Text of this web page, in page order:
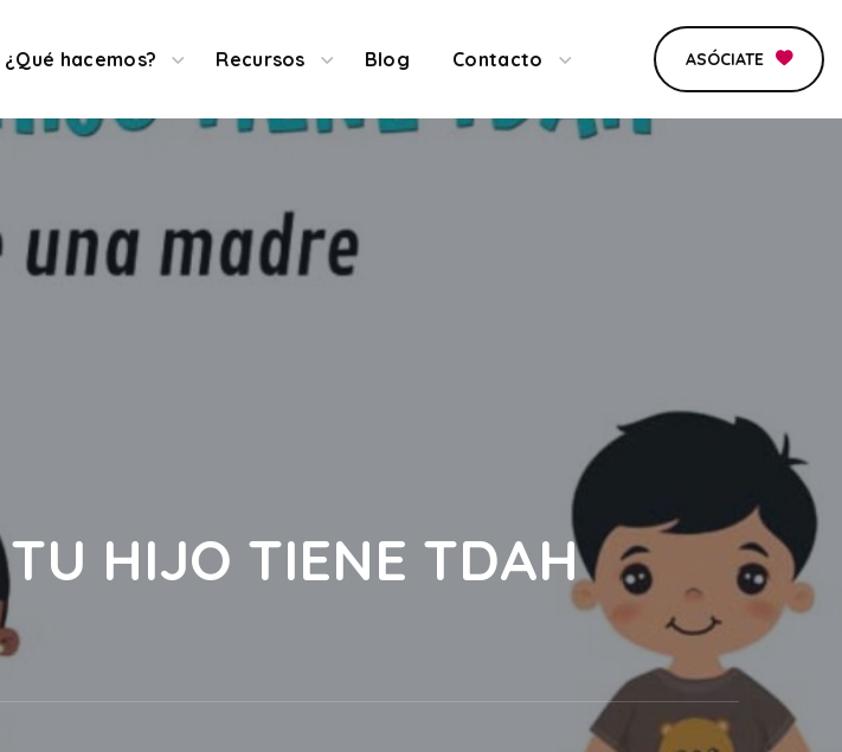
¿Qué hacemos? Recursos Blog Contacto ASÓCIATE
HIJO TIENE TDAH